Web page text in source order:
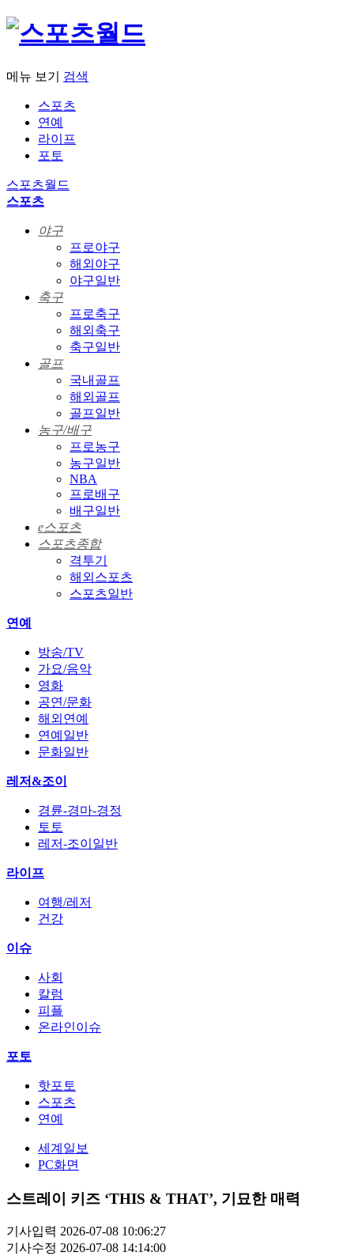
메뉴 보기 검색
스포츠
연예
라이프
포토
스포츠월드
스포츠
야구
프로야구
해외야구
야구일반
축구
프로축구
해외축구
축구일반
골프
국내골프
해외골프
골프일반
농구/배구
프로농구
농구일반
NBA
프로배구
배구일반
e스포츠
스포츠종합
격투기
해외스포츠
스포츠일반
연예
방송/TV
가요/음악
영화
공연/문화
해외연예
연예일반
문화일반
레저&조이
경륜-경마-경정
토토
레저-조이일반
라이프
여행/레저
건강
이슈
사회
칼럼
피플
온라인이슈
포토
핫포토
스포츠
연예
세계일보
PC화면
스트레이 키즈 ‘THIS & THAT’, 기묘한 매력
기사입력 2026-07-08 10:06:27
기사수정 2026-07-08 14:14:00